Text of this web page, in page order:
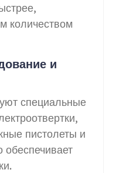
количеством
и
специальные
пистолеты и
обеспечивает